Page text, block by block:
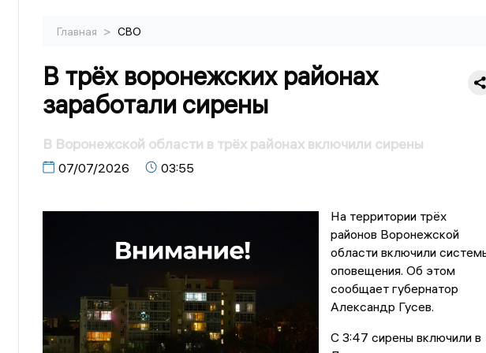
Главная > СВО
В трёх воронежских районах
заработали сирены
В Воронежской области в трёх районах включили сирены
07/07/2026 03:55
На территории трёх
районов Воронежской
области включили
оповещения. Об этом
сообщает губернатор
Александр Гусев.
С 3:47 сирены включили в